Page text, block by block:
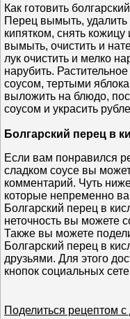
Как готовить
Перец вымыть, удалить
кипятком, снять
вымыть, очистить и
лук очистить и мелко
нарубить.
соусом, тертыми
выложить на блюдо,
соусом и украсить
Болгарский перец в
Если вам понравился
сладком соусе вы
комментарий. Чуть
которые непременно
Болгарский перец в
неточность вы можете
Также вы можете
Болгарский перец в
друзьями. Для этого
кнопок социальных
Поделиться рецептом с